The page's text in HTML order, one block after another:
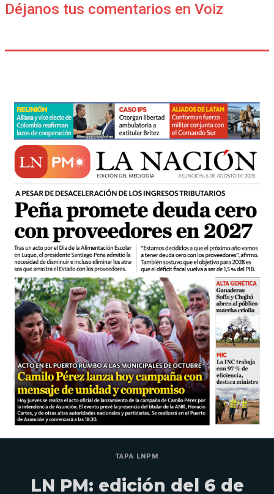
Déjanos tus comentarios en Voiz
TAPA LNPM
LN PM: edición del 6 de